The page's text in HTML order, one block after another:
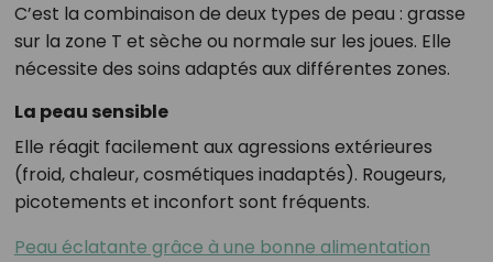
C’est la combinaison de deux types de peau : grasse
sur la zone T et sèche ou normale sur les joues. Elle
nécessite des soins adaptés aux différentes zones.
La peau sensible
Elle réagit facilement aux agressions extérieures
(froid, chaleur, cosmétiques inadaptés). Rougeurs,
picotements et inconfort sont fréquents.
Peau éclatante grâce à une bonne alimentation